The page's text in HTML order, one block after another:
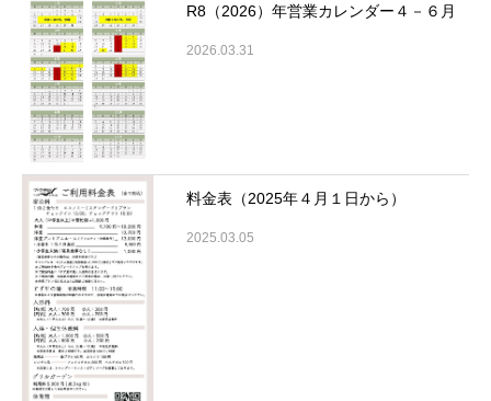
R8（2026）年営業カレンダー４－６月
2026.03.31
料金表（2025年４月１日から）
2025.03.05